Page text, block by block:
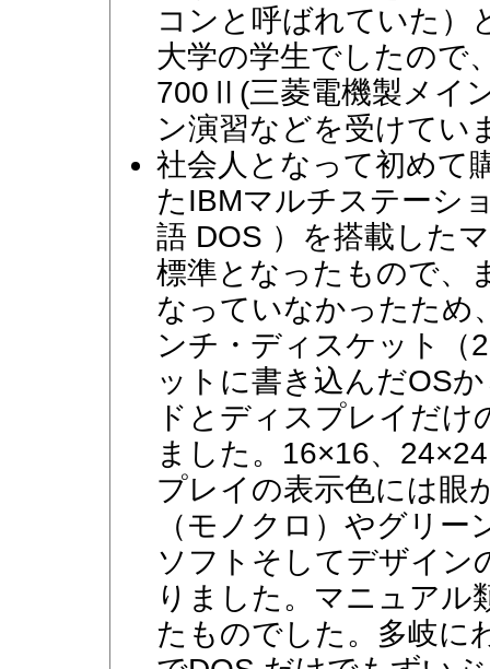
コンと呼ばれていた）
大学の学生でしたので
700Ⅱ(三菱電機製メイ
ン演習などを受けてい
社会人となって初めて
たIBMマルチステーシ
語 DOS ）を搭載した
標準となったもので、
なっていなかったため
ンチ・ディスケット（
ットに書き込んだOS
ドとディスプレイだ
ました。16×16、
プレイの表示色には眼
（モノクロ）やグリ
ソフトそしてデザイン
りました。マニュアル
たものでした。多岐に